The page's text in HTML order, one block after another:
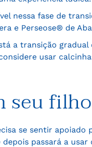
nessa fase de
e Perseose® de
a transição
usar
seu filho
se sentir
passará a